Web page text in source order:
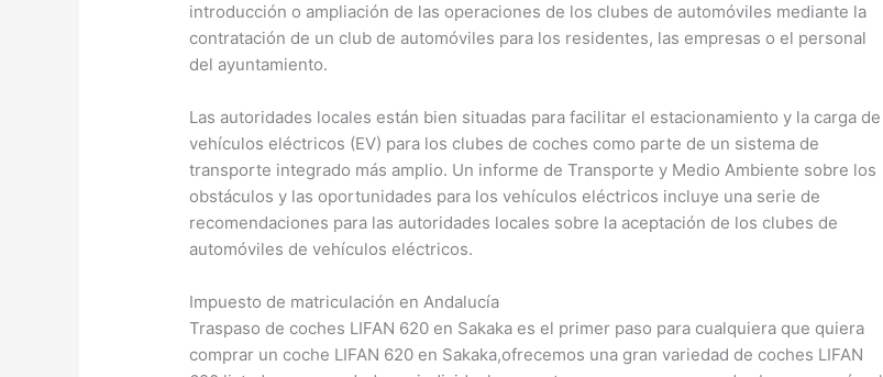
introducción o ampliación de las operaciones de los clubes de automóviles mediante la
contratación de un club de automóviles para los residentes, las empresas o el personal
del ayuntamiento.
Las autoridades locales están bien situadas para facilitar el estacionamiento y la carga de
vehículos eléctricos (EV) para los clubes de coches como parte de un sistema de
transporte integrado más amplio. Un informe de Transporte y Medio Ambiente sobre los
obstáculos y las oportunidades para los vehículos eléctricos incluye una serie de
recomendaciones para las autoridades locales sobre la aceptación de los clubes de
automóviles de vehículos eléctricos.
Impuesto de matriculación en Andalucía
Traspaso de coches LIFAN 620 en Sakaka es el primer paso para cualquiera que quiera
comprar un coche LIFAN 620 en Sakaka,ofrecemos una gran variedad de coches LIFAN